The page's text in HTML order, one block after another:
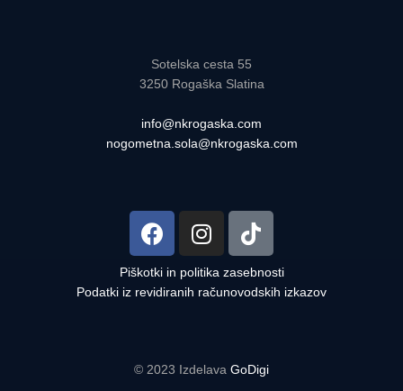
Sotelska cesta 55
3250 Rogaška Slatina
info@nkrogaska.com
nogometna.sola@nkrogaska.com
Piškotki in politika zasebnosti
Podatki iz revidiranih računovodskih izkazov
© 2023 Izdelava GoDigi